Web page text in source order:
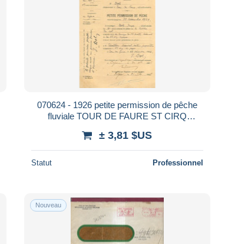
070624 - 1926 petite permission de pêche
fluviale TOUR DE FAURE ST CIRQ
± 3,81 $US
Statut Professionnel
Nouveau